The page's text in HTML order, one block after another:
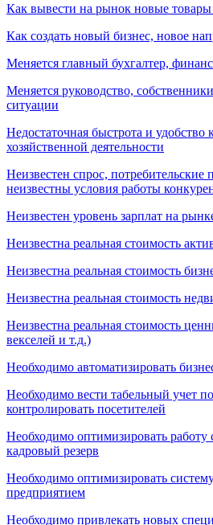
Как вывести на рынок новые товары
Как создать новый бизнес, новое
Меняется главный бухгалтер,
Меняется руководство,
ситуации
Недостаточная быстрота и удобство
хозяйственной деятельности
Неизвестен спрос, потребительские
неизвестны условия работы
Неизвестен уровень зарплат на
Неизвестна реальная стоимость
Неизвестна реальная стоимость
Неизвестна реальная стоимость
Неизвестна реальная стоимость
векселей и т.д.)
Необходимо автоматизировать
Необходимо вести табельный учет
контролировать посетителей
Необходимо оптимизировать работу
кадровый резерв
Необходимо оптимизировать
предприятием
Необходимо привлекать новых